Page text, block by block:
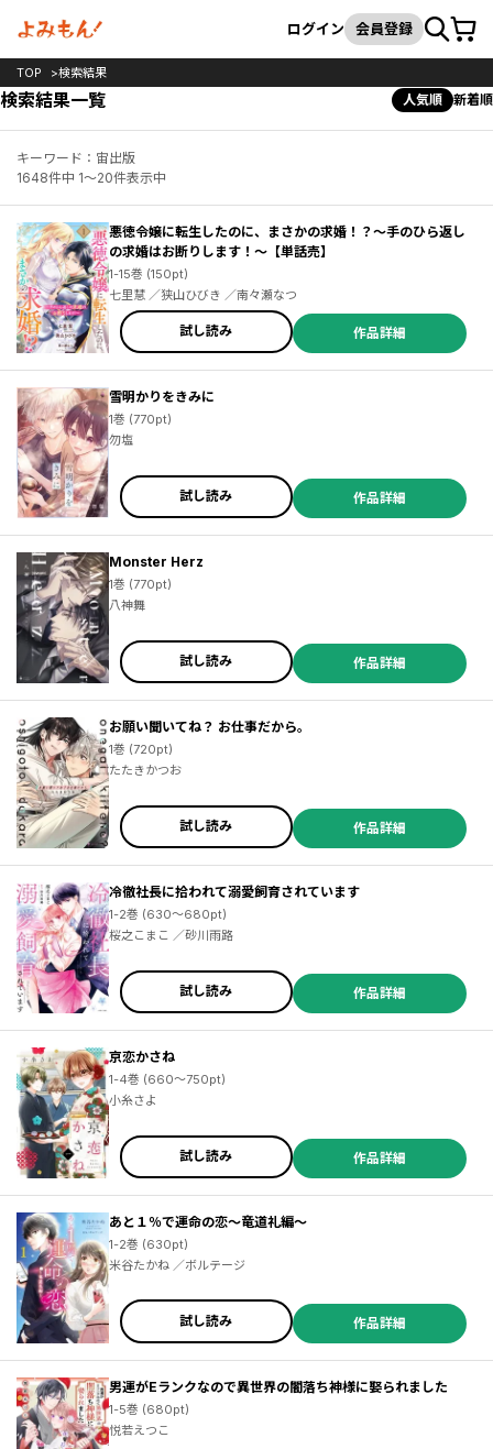
検索
ログイン 会員登録カート
TOP 検索結果
検索結果一覧 人気順 新着順
キーワード：宙出版
1648件中 1～20件表示中
悪徳令嬢に転生したのに、まさかの求婚！？～手のひら返し
の求婚はお断りします！～【単話売】
1-15巻 (150pt)
七里慧 ／狭山ひびき ／南々瀬なつ
試し読み 作品詳細
雪明かりをきみに
1巻 (770pt)
勿塩
試し読み 作品詳細
Monster Herz
1巻 (770pt)
八神舞
試し読み 作品詳細
お願い聞いてね？ お仕事だから。
1巻 (720pt)
たたきかつお
試し読み 作品詳細
冷徹社長に拾われて溺愛飼育されています
1-2巻 (630～680pt)
桜之こまこ ／砂川雨路
試し読み 作品詳細
京恋かさね
1-4巻 (660～750pt)
小糸さよ
試し読み 作品詳細
あと１％で運命の恋～竜道礼編～
1-2巻 (630pt)
米谷たかね ／ボルテージ
試し読み 作品詳細
男運がEランクなので異世界の闇落ち神様に娶られました
1-5巻 (680pt)
悦若えつこ